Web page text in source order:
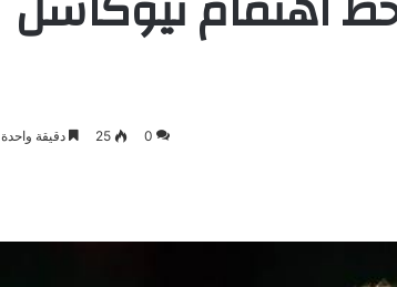
0
25 دقيقة واحدة